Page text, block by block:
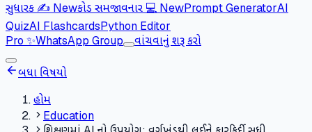
સુધારક ✍️ Newકોડ સમજાવનાર 💻 NewPrompt GeneratorAI
QuizAI FlashcardsPython Editor
Pro ✨WhatsApp Group વાંચવાનું શરૂ કરો
બધા વિષયો
હોમ
Education